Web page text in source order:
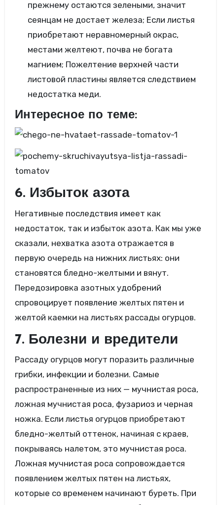
прежнему остаются зелеными, значит
сеянцам не достает железа; Если листья
приобретают неравномерный окрас,
местами желтеют, почва не богата
магнием; Пожелтение верхней части
листовой пластины является следствием
недостатка меди.
Интересное по теме:
6. Избыток азота
Негативные последствия имеет как
недостаток, так и избыток азота. Как мы уже
сказали, нехватка азота отражается в
первую очередь на нижних листьях: они
становятся бледно-желтыми и вянут.
Передозировка азотных удобрений
спровоцирует появление желтых пятен и
желтой каемки на листьях рассады огурцов.
7. Болезни и вредители
Рассаду огурцов могут поразить различные
грибки, инфекции и болезни. Самые
распространенные из них — мучнистая роса,
ложная мучнистая роса, фузариоз и черная
ножка. Если листья огурцов приобретают
бледно-желтый оттенок, начиная с краев,
покрываясь налетом, это мучнистая роса.
Ложная мучнистая роса сопровождается
появлением желтых пятен на листьях,
которые со временем начинают буреть. При